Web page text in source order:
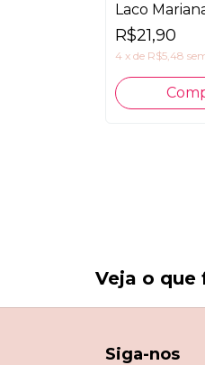
Laco
R$21,90
4 x de R$5,48
Veja o que
Siga-nos